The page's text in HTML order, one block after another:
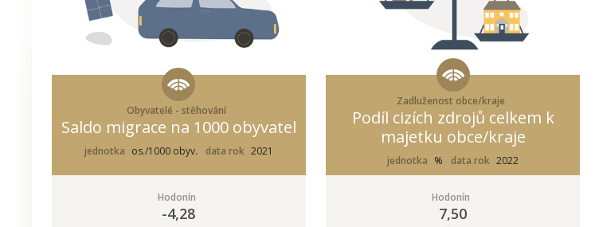
Obyvatelé - stěhování
Saldo migrace na 1000 obyvatel
jednotka os./1000 obyv. data rok 2021
Hodonín
-4,28
Zadluženost obce/kraje
Podíl cizích zdrojů celkem k
majetku obce/kraje
jednotka % data rok 2022
Hodonín
7,50